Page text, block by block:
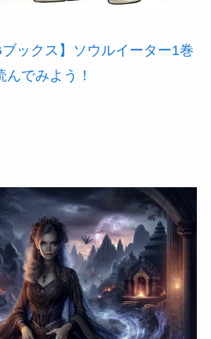
ックス】ソウルイーター1巻
んでみよう！